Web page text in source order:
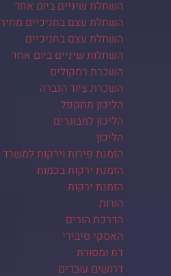
השתלת שיניים ביום אחד
השתלת עצם בחניכיים מחיר
השתלת עצם בחניכיים
השתלות שיניים ביום אחד
השכרת רמקולים
השכרת ציוד הגברה
הליכון מתקפל
הליכון למבוגרים
הליכון
הזמנת פירות וירקות למשרד
הזמנת ירקות בכמות
הזמנת ירקות
הורות
הדרכת הורים
האסקי סיבירי
דת ומסורת
דרושים עובדים